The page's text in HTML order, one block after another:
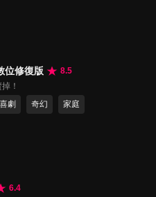
位修復版
8.5
！
喜劇 奇幻 家庭
6.4